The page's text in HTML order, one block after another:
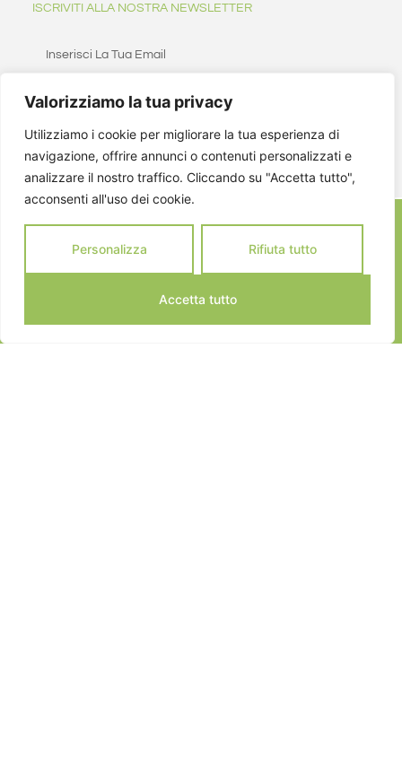
Valorizziamo la tua privacy
Utilizziamo i cookie per migliorare la tua esperienza di
navigazione, offrire annunci o contenuti personalizzati e
analizzare il nostro traffico. Cliccando su "Accetta tutto",
acconsenti all'uso dei cookie.
Personalizza Rifiuta tutto
Accetta tutto
ISCRIVITI ALLA NOSTRA NEWSLETTER